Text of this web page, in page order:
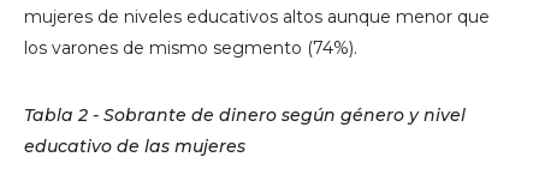
mujeres de niveles educativos altos aunque menor que
los varones de mismo segmento (74%).
Tabla 2 - Sobrante de dinero según género y nivel
educativo de las mujeres